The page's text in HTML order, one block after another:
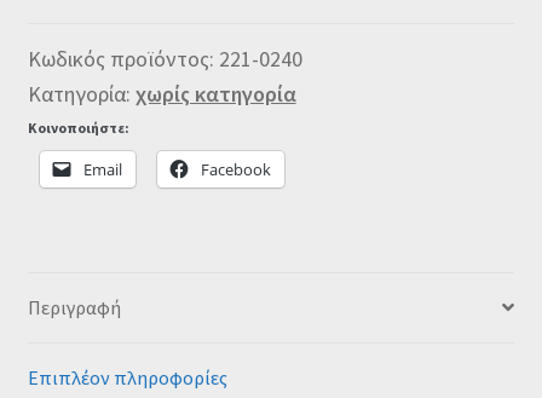
Κωδικός προϊόντος: 221-0240
Κατηγορία: χωρίς κατηγορία
Κοινοποιήστε:
Email Facebook
Περιγραφή
Επιπλέον πληροφορίες